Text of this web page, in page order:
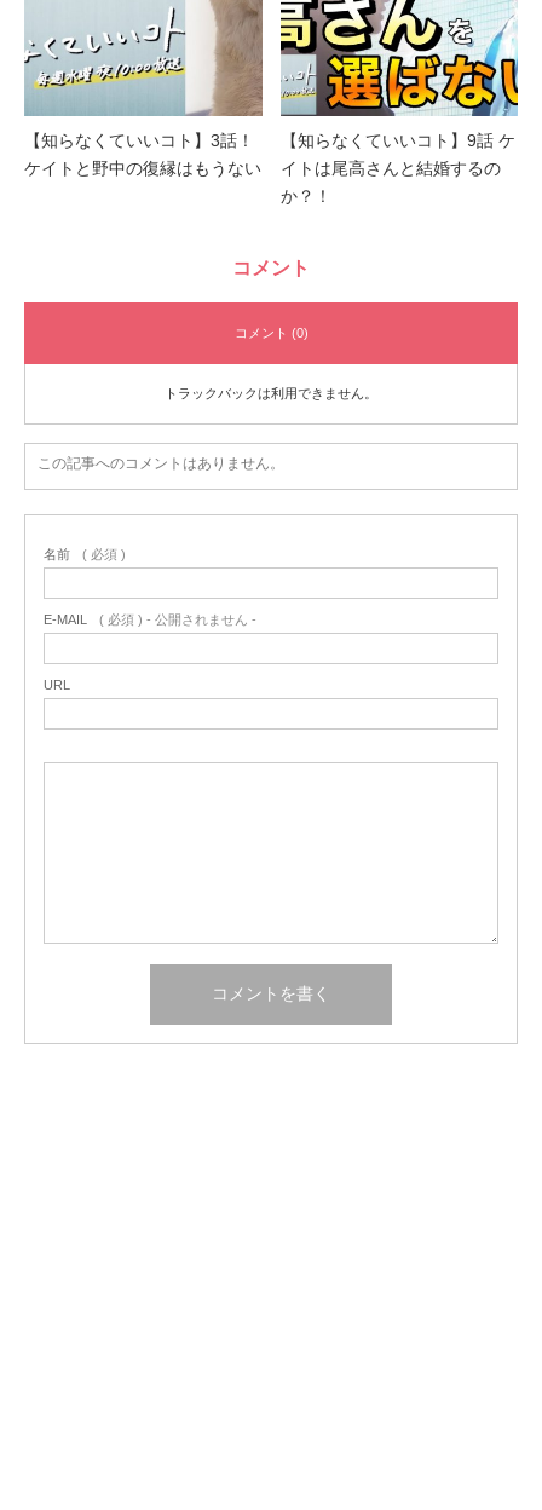
【知らなくていいコト】3話！
ケイトと野中の復縁はもうない
【知らなくていいコト】9話 ケ
イトは尾高さんと結婚するの
か？！
コメント
コメント (0)
トラックバックは利用できません。
この記事へのコメントはありません。
名前 ( 必須 )
E-MAIL ( 必須 ) - 公開されません -
URL